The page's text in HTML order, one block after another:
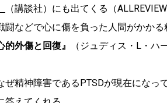
（講談社）にも出てくる（
闘などで心に傷を負った人間がかか
的外傷と回復』 （ジュディス・L・ハ
精神障害であるPTSDが現在にな